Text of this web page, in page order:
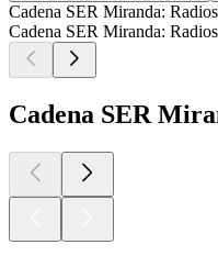
Cadena SER Miranda:
Cadena SER Miranda:
Cadena SER